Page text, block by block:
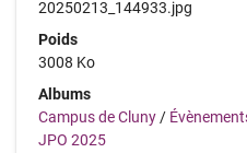
20250213_144933.jpg
Poids
3008 Ko
Albums
Campus de Cluny /
JPO 2025